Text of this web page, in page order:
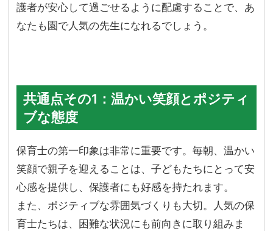
護者が安心して過ごせるように配慮することで、あ
なたも園で人気の先生になれるでしょう。
共通点その1：温かい笑顔とポジティ
ブな態度
保育士の第一印象は非常に重要です。毎朝、温かい
笑顔で親子を迎えることは、子どもたちにとって安
心感を提供し、保護者にも好感を持たれます。
また、ポジティブな雰囲気づくりも大切。人気の保
育士たちは、困難な状況にも前向きに取り組みま